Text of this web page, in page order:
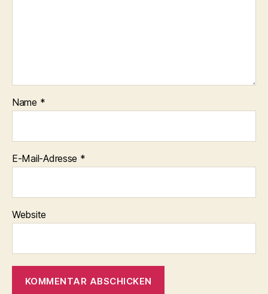
Name *
E-Mail-Adresse *
Website